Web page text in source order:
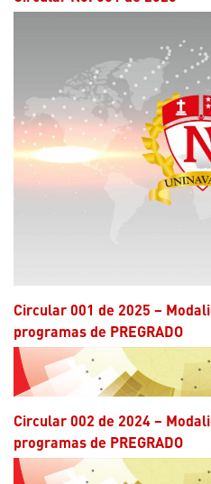
Circular 001 de 2025 – Modalidad de Grado de los
programas de PREGRADO
Circular 002 de 2024 – Modalidad de Grado de los
programas de PREGRADO